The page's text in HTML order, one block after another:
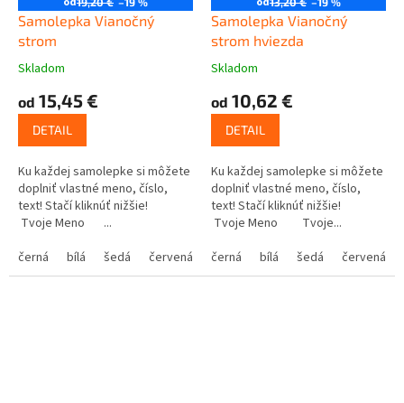
Samolepka Vianočný
strom
Skladom
od 15,45 €
DETAIL
Ku každej samolepke si môžete
doplniť vlastné meno, číslo,
text! Stačí kliknúť nižšie!
Tvoje Meno ...
černá
bílá šedá červená modrá žlutá zelená růžová
Samolepka Vianočný
strom hviezda
Skladom
od 10,62 €
DETAIL
Ku každej samolepke si môžete
doplniť vlastné meno, číslo,
text! Stačí kliknúť nižšie!
Tvoje Meno Tvoje...
černá
bílá šedá červená